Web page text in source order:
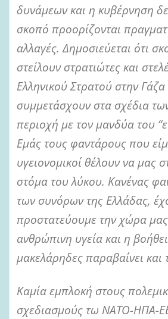
δυνάμεων και η κυβέρνηση
σκοπό προορίζονται
αλλαγές. Δημοσιεύεται ότι
στείλουν στρατιώτες και
Ελληνικού Στρατού στην Γάζα
συμμετάσχουν στα σχέδια
περιοχή με τον μανδύα του
Εμάς τους φαντάρους που
υγειονομικοί θέλουν να μας
στόμα του λύκου. Κανένας
των συνόρων της Ελλάδας,
προστατεύουμε την χώρα μας
ανθρώπινη υγεία και η
μακελάρηδες παραβαίνει και
Καμία εμπλοκή στους
σχεδιασμούς τω ΝΑΤΟ-ΗΠΑ-